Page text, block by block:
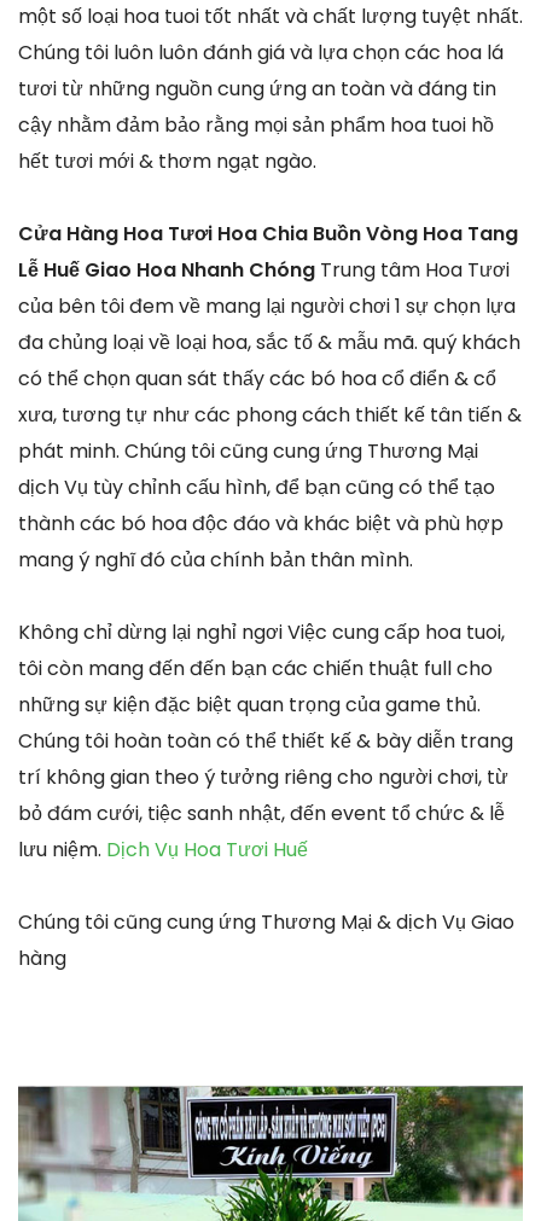
một số loại hoa tuoi tốt nhất và chất lượng tuyệt nhất.
Chúng tôi luôn luôn đánh giá và lựa chọn các hoa lá
tươi từ những nguồn cung ứng an toàn và đáng tin
cậy nhằm đảm bảo rằng mọi sản phẩm hoa tuoi hồ
hết tươi mới & thơm ngạt ngào.
Cửa Hàng Hoa Tươi Hoa Chia Buồn Vòng Hoa Tang
Lễ Huế Giao Hoa Nhanh Chóng Trung tâm Hoa Tươi
của bên tôi đem về mang lại người chơi 1 sự chọn lựa
đa chủng loại về loại hoa, sắc tố & mẫu mã. quý khách
có thể chọn quan sát thấy các bó hoa cổ điển & cổ
xưa, tương tự như các phong cách thiết kế tân tiến &
phát minh. Chúng tôi cũng cung ứng Thương Mại
dịch Vụ tùy chỉnh cấu hình, để bạn cũng có thể tạo
thành các bó hoa độc đáo và khác biệt và phù hợp
mang ý nghĩ đó của chính bản thân mình.
Không chỉ dừng lại nghỉ ngơi Việc cung cấp hoa tuoi,
tôi còn mang đến đến bạn các chiến thuật full cho
những sự kiện đặc biệt quan trọng của game thủ.
Chúng tôi hoàn toàn có thể thiết kế & bày diễn trang
trí không gian theo ý tưởng riêng cho người chơi, từ
bỏ đám cưới, tiệc sanh nhật, đến event tổ chức & lễ
lưu niệm. Dịch Vụ Hoa Tươi Huế
Chúng tôi cũng cung ứng Thương Mại & dịch Vụ Giao
hàng